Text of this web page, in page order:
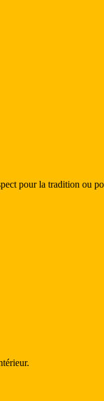
pour la tradition ou